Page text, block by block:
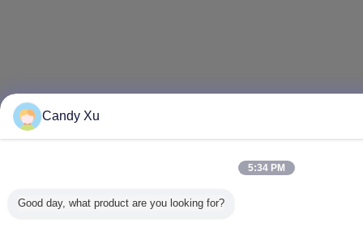
Candy Xu
5:34 PM
Good day, what product are you looking for?